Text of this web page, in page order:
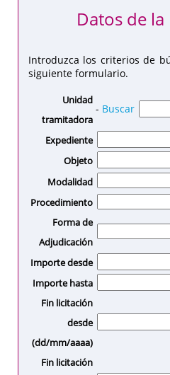
Introduzca los criterios de
siguiente formulario.
Datos de
Unidad
tramitadora
- Buscar
Expediente
Objeto
Modalidad
Procedimiento
Forma de
Adjudicación
Importe desde
Importe hasta
Fin licitación
desde
(dd/mm/aaaa)
Fin licitación